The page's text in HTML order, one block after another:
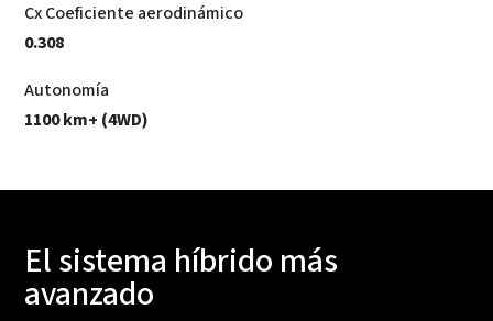
Cx Coeficiente aerodinámico
0.308
Autonomía
1100 km+ (4WD)
El sistema híbrido más
avanzado